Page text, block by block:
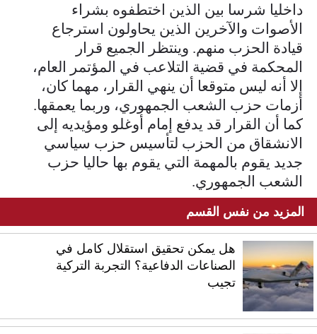
داخليا شرسا بين الذين اختطفوه بشراء
الأصوات والآخرين الذين يحاولون استرجاع
قيادة الحزب منهم. وينتظر الجميع قرار
المحكمة في قضية التلاعب في المؤتمر العام،
إلا أنه ليس متوقعا أن ينهي القرار، مهما كان،
أزمات حزب الشعب الجمهوري، وربما يعمقها.
كما أن القرار قد يدفع إمام أوغلو ومؤيديه إلى
الانشقاق من الحزب لتأسيس حزب سياسي
جديد يقوم بالمهمة التي يقوم بها حاليا حزب
الشعب الجمهوري.
المزيد من نفس القسم
هل يمكن تحقيق استقلال كامل في
الصناعات الدفاعية؟ التجربة التركية
تجيب